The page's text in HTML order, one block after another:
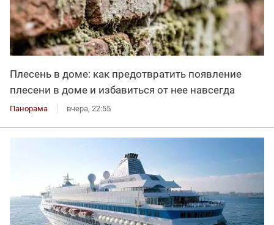
Плесень в доме: как предотвратить появление
плесени в доме и избавиться от нее навсегда
Панорама вчера, 22:55